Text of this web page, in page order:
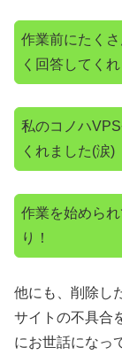
作業前にたく
く回答してく
私のコノハ
くれました(涙)
作業を始めら
り！
他にも、削除し
サイトの不具合
にお世話になっ